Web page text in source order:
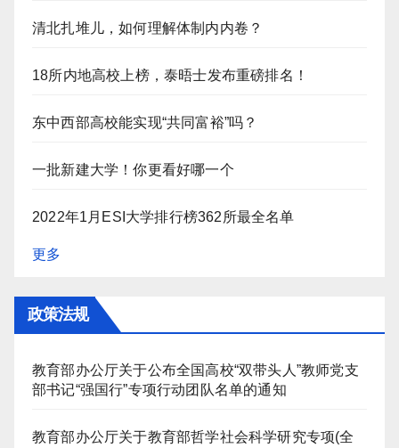
清北扎堆儿，如何理解体制内内卷？
18所内地高校上榜，泰晤士发布重磅排名！
东中西部高校能实现“共同富裕”吗？
一批新建大学！你更看好哪一个
2022年1月ESI大学排行榜362所最全名单
更多
政策法规
教育部办公厅关于公布全国高校“双带头人”教师党支
部书记“强国行”专项行动团队名单的通知
教育部办公厅关于教育部哲学社会科学研究专项(全